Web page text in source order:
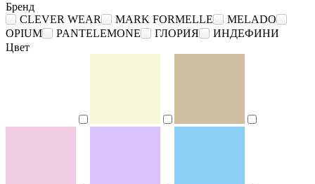
Бренд
CLEVER WEAR
MARK FORMELLE
MELADO
OPIUM
PANTELEMONE ГЛОРИЯ
ИНДЕФИНИ
Цвет